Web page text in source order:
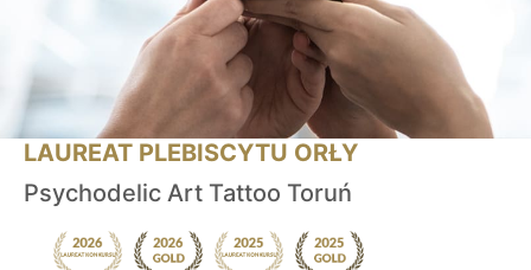
LAUREAT PLEBISCYTU ORŁY
Psychodelic Art Tattoo Toruń